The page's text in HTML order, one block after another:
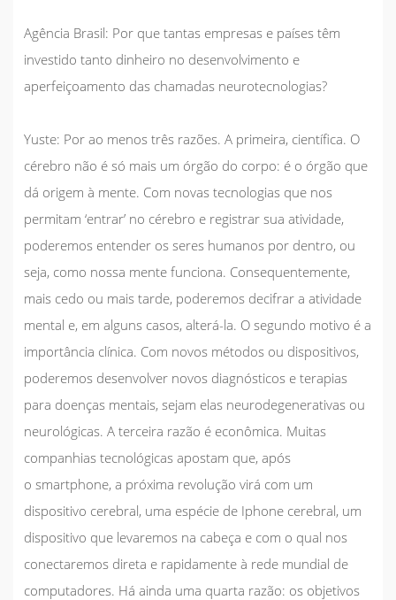
Agência Brasil: Por que tantas empresas e países têm
investido tanto dinheiro no desenvolvimento e
aperfeiçoamento das chamadas neurotecnologias?
Yuste: Por ao menos três razões. A primeira, científica. O
cérebro não é só mais um órgão do corpo: é o órgão que
dá origem à mente. Com novas tecnologias que nos
permitam ‘entrar’ no cérebro e registrar sua atividade,
poderemos entender os seres humanos por dentro, ou
seja, como nossa mente funciona. Consequentemente,
mais cedo ou mais tarde, poderemos decifrar a atividade
mental e, em alguns casos, alterá-la. O segundo motivo é a
importância clínica. Com novos métodos ou dispositivos,
poderemos desenvolver novos diagnósticos e terapias
para doenças mentais, sejam elas neurodegenerativas ou
neurológicas. A terceira razão é econômica. Muitas
companhias tecnológicas apostam que, após
o smartphone, a próxima revolução virá com um
dispositivo cerebral, uma espécie de Iphone cerebral, um
dispositivo que levaremos na cabeça e com o qual nos
conectaremos direta e rapidamente à rede mundial de
computadores. Há ainda uma quarta razão: os objetivos